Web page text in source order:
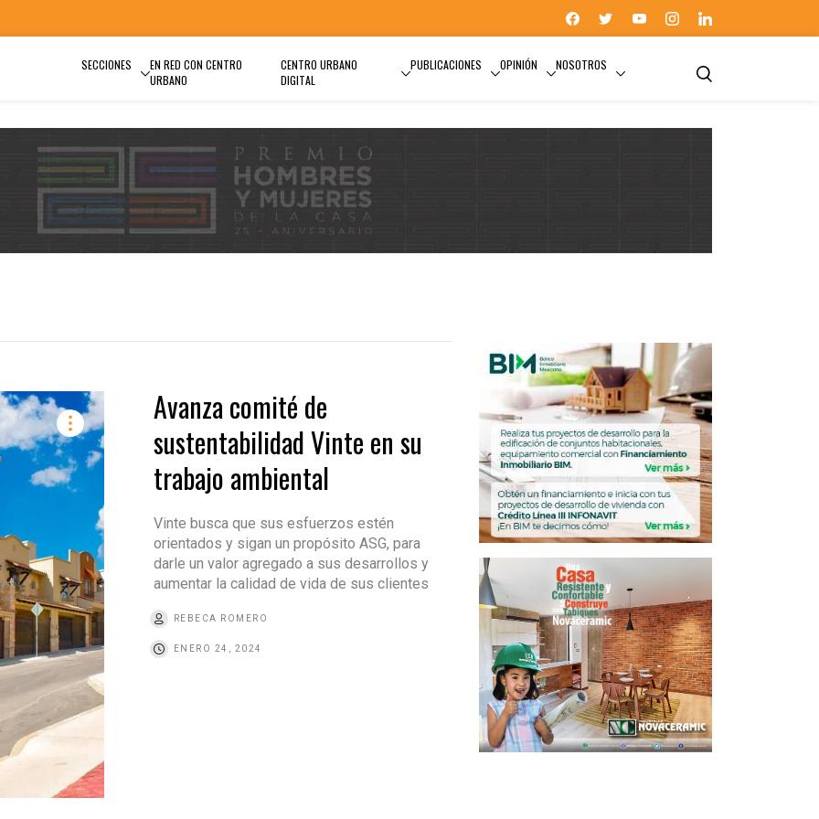
SECCIONES
EN RED CON CENTRO
URBANO
CENTRO URBANO
DIGITAL
PUBLICACIONES OPINIÓN NOSOTROS
Avanza comité de
sustentabilidad Vinte en su
trabajo ambiental
Vinte busca que sus esfuerzos estén
orientados y sigan un propósito ASG, para
darle un valor agregado a sus desarrollos y
aumentar la calidad de vida de sus clientes
REBECA ROMERO
ENERO 24, 2024